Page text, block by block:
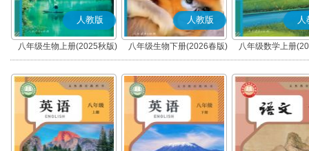
人教版
八年级生物上册(2025秋版)
人教版
八年级生物下册(2026春版)
人
八年级数学上册